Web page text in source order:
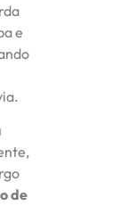
e
de